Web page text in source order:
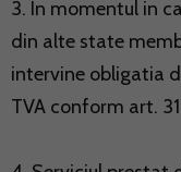
3. In momentul in
din alte state
intervine obligatia
TVA conform art.